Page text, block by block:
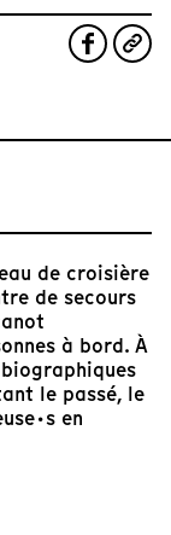
de croisière
de secours
à bord. À
le passé, le
en